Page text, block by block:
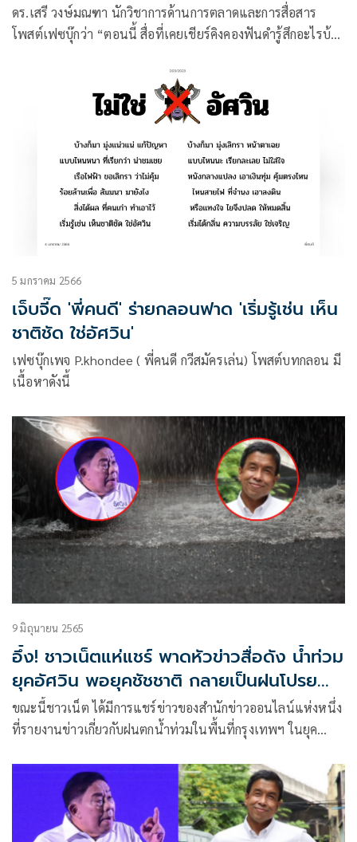
ดร.เสรี วงษ์มณฑา นักวิชาการด้านการตลาดและการสื่อสาร
โพสต์เฟซบุ๊กว่า “ตอนนี้ สื่อที่เคยเชียร์คิงคองฟันดำรู้สึกอะไรบ้าง
5 มกราคม 2566
เจ็บจี๊ด 'พี่คนดี' ร่ายกลอนฟาด 'เริ่มรู้เช่น เห็น
ชาติชัด ใช่อัศวิน'
เฟซบุ๊กเพจ P.khondee ( พี่คนดี กวีสมัครเล่น) โพสต์บทกลอน มี
เนื้อหาดังนี้
9 มิถุนายน 2565
อึ้ง! ชาวเน็ตแห่แชร์ พาดหัวข่าวสื่อดัง น้ำท่วม
ยุคอัศวิน พอยุคชัชชาติ กลายเป็นฝนโปรย
ความชุ่มฉ่ำหลังเลิกงาน
ขณะนี้ชาวเน็ต ได้มีการแชร์ข่าวของสำนักข่าวออนไลน์แห่งหนึ่ง
ที่รายงานข่าวเกี่ยวกับฝนตกน้ำท่วมในพื้นที่กรุงเทพฯ ในยุค